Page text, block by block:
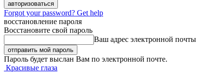
Forgot your password? Get help
восстановление пароля
Восстановите свой пароль
Ваш адрес электронной почты
Пароль будет выслан Вам по электронной почте.
Красивые глаза